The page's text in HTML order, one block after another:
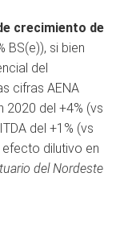
crecimiento de
BS(e)), si bien
del
cifras AENA
2020 del +4% (vs
del +1% (vs
dilutivo en
del Nordeste